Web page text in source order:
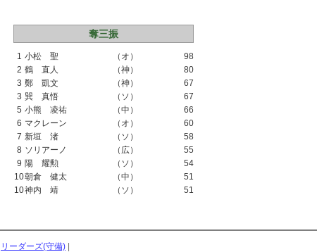
奪三振
1 小松 聖 （オ）
98
2 鶴 直人 （神）
80
3 鄭 凱文 （神）
67
3 巽 真悟 （ソ）
67
5 小熊 凌祐 （中）
66
6 マクレーン （オ）
60
7 新垣 渚 （ソ）
58
8 ソリアーノ （広）
55
9 陽 耀勲 （ソ）
54
10朝倉 健太 （中）
51
10神内 靖 （ソ） 51
リーダーズ(守備)